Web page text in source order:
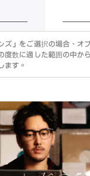
ズ」をご選択の場合、オ
度数に適した範囲の中か
ます。